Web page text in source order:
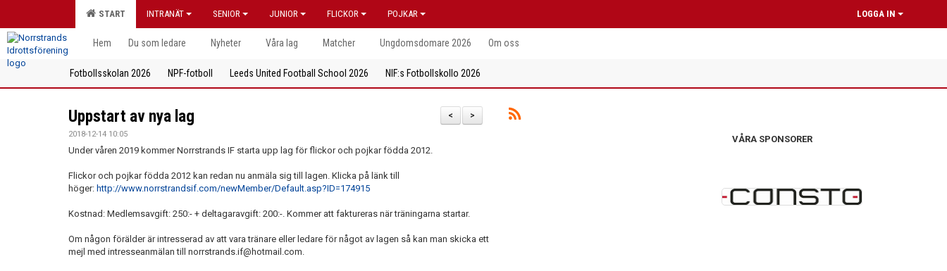
START INTRANÄT SENIOR JUNIOR FLICKOR POJKAR LOGGA IN
Hem Du som ledare Nyheter Våra lag Matcher Ungdomsdomare 2026 Om oss
Fotbollsskolan 2026 NPF-fotboll Leeds United Football School 2026 NIF:s Fotbollskollo 2026
>
<
Uppstart av nya lag
2018-12-14 10:05
Under våren 2019 kommer Norrstrands IF starta upp lag för flickor och pojkar födda 2012.
Flickor och pojkar födda 2012 kan redan nu anmäla sig till lagen. Klicka på länk till
höger: http://www.norrstrandsif.com/newMember/Default.asp?ID=174915
Kostnad: Medlemsavgift: 250:- + deltagaravgift: 200:-. Kommer att faktureras när träningarna startar.
Om någon förälder är intresserad av att vara tränare eller ledare för något av lagen så kan man skicka ett
mejl med intresseanmälan till norrstrands.if@hotmail.com.
VÅRA SPONSORER